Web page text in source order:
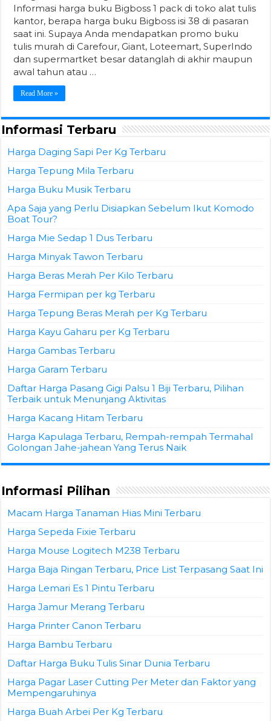
Informasi harga buku Bigboss 1 pack di toko alat tulis
kantor, berapa harga buku Bigboss isi 38 di pasaran
saat ini. Supaya Anda mendapatkan promo buku
tulis murah di Carefour, Giant, Loteemart, SuperIndo
dan supermartket besar datanglah di akhir maupun
awal tahun atau …
Read More »
Informasi Terbaru
Harga Daging Sapi Per Kg Terbaru
Harga Tepung Mila Terbaru
Harga Buku Musik Terbaru
Apa Saja yang Perlu Disiapkan Sebelum Ikut Komodo
Boat Tour?
Harga Mie Sedap 1 Dus Terbaru
Harga Minyak Tawon Terbaru
Harga Beras Merah Per Kilo Terbaru
Harga Fermipan per kg Terbaru
Harga Tepung Beras Merah per Kg Terbaru
Harga Kayu Gaharu per Kg Terbaru
Harga Gambas Terbaru
Harga Garam Terbaru
Daftar Harga Pasang Gigi Palsu 1 Biji Terbaru, Pilihan
Terbaik untuk Menunjang Aktivitas
Harga Kacang Hitam Terbaru
Harga Kapulaga Terbaru, Rempah-rempah Termahal
Golongan Jahe-jahean Yang Terus Naik
Informasi Pilihan
Macam Harga Tanaman Hias Mini Terbaru
Harga Sepeda Fixie Terbaru
Harga Mouse Logitech M238 Terbaru
Harga Baja Ringan Terbaru, Price List Terpasang Saat Ini
Harga Lemari Es 1 Pintu Terbaru
Harga Jamur Merang Terbaru
Harga Printer Canon Terbaru
Harga Bambu Terbaru
Daftar Harga Buku Tulis Sinar Dunia Terbaru
Harga Pagar Laser Cutting Per Meter dan Faktor yang
Mempengaruhinya
Harga Buah Arbei Per Kg Terbaru